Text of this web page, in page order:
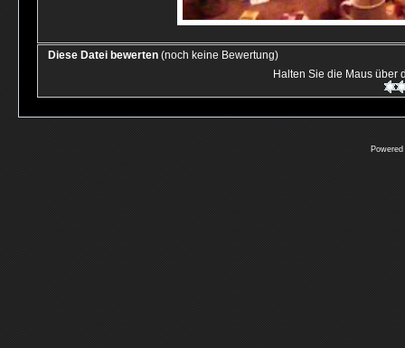
Diese Datei bewerten (noch keine Bewertung)
Halten Sie die Maus über